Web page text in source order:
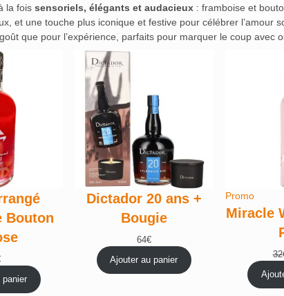
la fois sensoriels, élégants et audacieux : framboise et
et une touche plus iconique et festive pour célébrer l’amour
que pour l’expérience, parfaits pour marquer le coup avec
Bouton
panier
Dictador 20 ans +
Bougie
64€
Ajouter au panier
PromoProduit
en
Miracle
32